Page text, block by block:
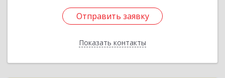
Отправить заявку
Показать контакты
Отправить заявку
Назад